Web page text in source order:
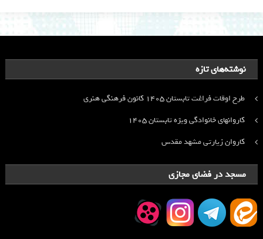
نوشته‌های تازه
طرح اوقات فراغت تابستان ۱۴۰۵ کانون فرهنگی هنری
کاروانهای خانوادگی ویژه تابستان ۱۴۰۵
کاروان زیارتی مشهد مقدس
مسجد در فضای مجازی